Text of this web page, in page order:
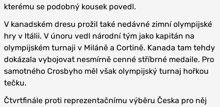
kterému se podobný kousek povedl.
V kanadském dresu prožil také nedávné zimní olympijské
hry v Itálii. V únoru vedl národní tým jako kapitán na
olympijském turnaji v Miláně a Cortině. Kanada tam tehdy
dokázala vybojovat nesmírně cenné stříbrné medaile. Pro
samotného Crosbyho měl však olympijský turnaj hořkou
tečku.
Čtvrtfinále proti reprezentačnímu výběru Česka pro něj